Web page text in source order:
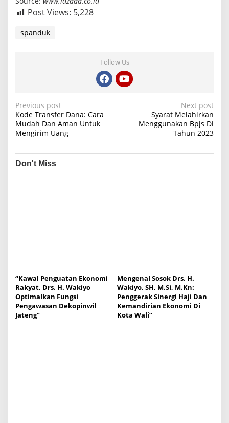
Post Views: 5,228
spanduk
Follow Us
P
o
s
t
n
o
n
Previous post
Kode Transfer Dana: Cara
Mudah Dan Aman Untuk
Mengirim Uang
Next post
Syarat Melahirkan
Menggunakan Bpjs Di
Tahun 2023
Don't Miss
“Kawal Penguatan Ekonomi
Rakyat, Drs. H. Wakiyo
Optimalkan Fungsi
Pengawasan Dekopinwil
Jateng”
Mengenal Sosok Drs. H.
Wakiyo, SH, M.Si, M.Kn:
Penggerak Sinergi Haji Dan
Kemandirian Ekonomi Di
Kota Wali”